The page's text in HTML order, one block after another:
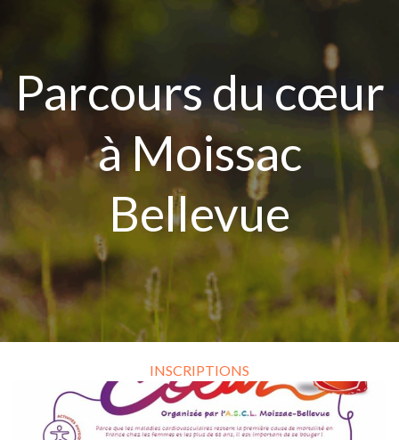
Parcours du cœur
à Moissac
Bellevue
INSCRIPTIONS